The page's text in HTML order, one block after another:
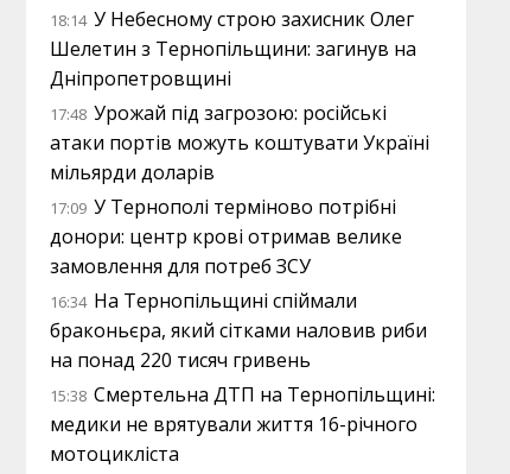
18:14 У Небесному строю захисник Олег
Шелетин з Тернопільщини: загинув на
Дніпропетровщині
17:48 Урожай під загрозою: російські
атаки портів можуть коштувати Україні
мільярди доларів
17:09 У Тернополі терміново потрібні
донори: центр крові отримав велике
замовлення для потреб ЗСУ
16:34 На Тернопільщині спіймали
браконьєра, який сітками наловив риби
на понад 220 тисяч гривень
15:38 Смертельна ДТП на Тернопільщині:
медики не врятували життя 16-річного
мотоцикліста